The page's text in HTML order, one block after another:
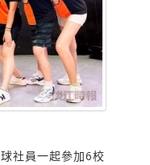
社員一起參加6校